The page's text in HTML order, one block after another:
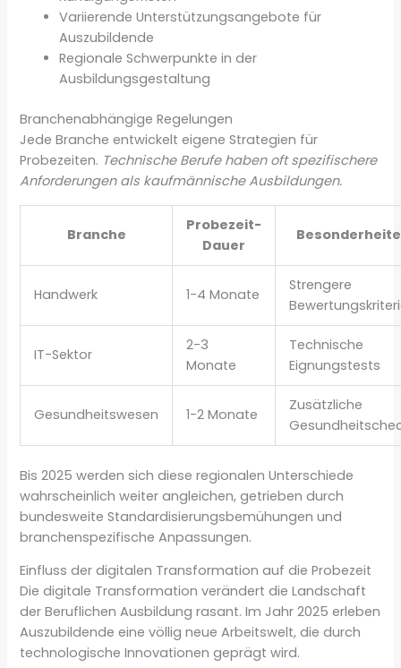
Variierende Unterstützungsangebote für
Auszubildende
Regionale Schwerpunkte in der
Ausbildungsgestaltung
Branchenabhängige Regelungen
Jede Branche entwickelt eigene Strategien für
Probezeiten. Technische Berufe haben oft spezifischere
Anforderungen als kaufmännische Ausbildungen.
Branche
Probezeit-
Dauer
Handwerk 1-4 Monate
Strengere
IT-Sektor
2-3
Monate
Technische
Eignungstests
Gesundheitswesen 1-2 Monate
Zusätzliche
Bis 2025 werden sich diese regionalen Unterschiede
wahrscheinlich weiter angleichen, getrieben durch
bundesweite Standardisierungsbemühungen und
branchenspezifische Anpassungen.
Einfluss der digitalen Transformation auf die Probezeit
Die digitale Transformation verändert die Landschaft
der Beruflichen Ausbildung rasant. Im Jahr 2025 erleben
Auszubildende eine völlig neue Arbeitswelt, die durch
technologische Innovationen geprägt wird.